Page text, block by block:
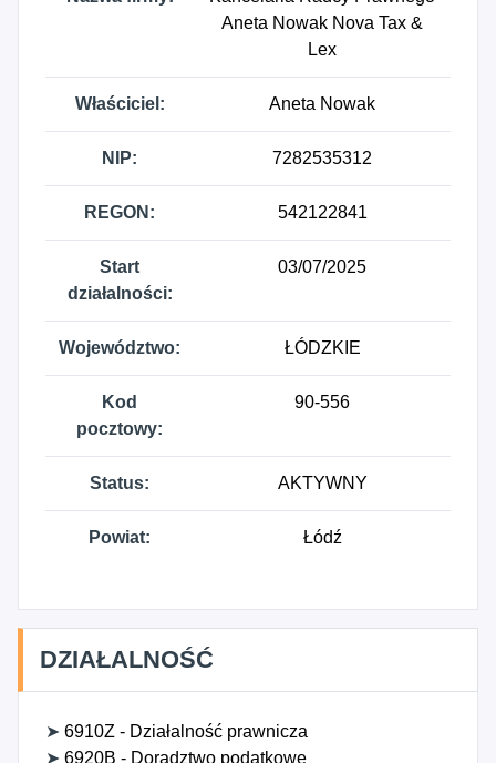
Aneta Nowak Nova Tax &
Lex
Właściciel: Aneta Nowak
NIP: 7282535312
REGON: 542122841
Start
działalności:
03/07/2025
Województwo: ŁÓDZKIE
Kod
pocztowy:
90-556
Status: AKTYWNY
Powiat: Łódź
DZIAŁALNOŚĆ
➤ 6910Z - Działalność prawnicza
➤ 6920B - Doradztwo podatkowe